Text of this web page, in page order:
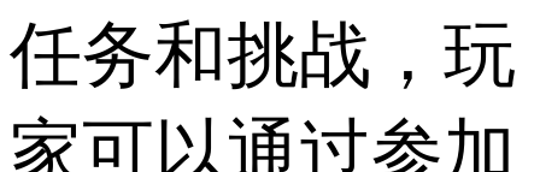
任务和挑战，玩
家可以通过参加